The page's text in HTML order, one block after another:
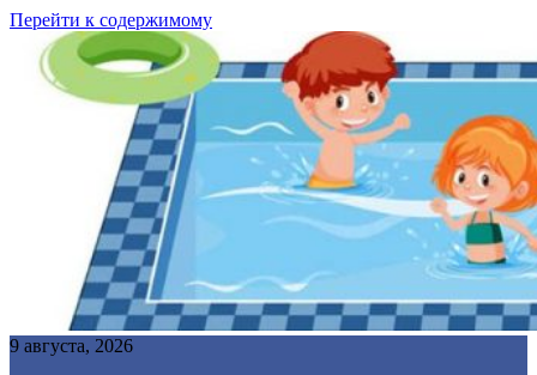
Перейти к содержимому
9 августа, 2026